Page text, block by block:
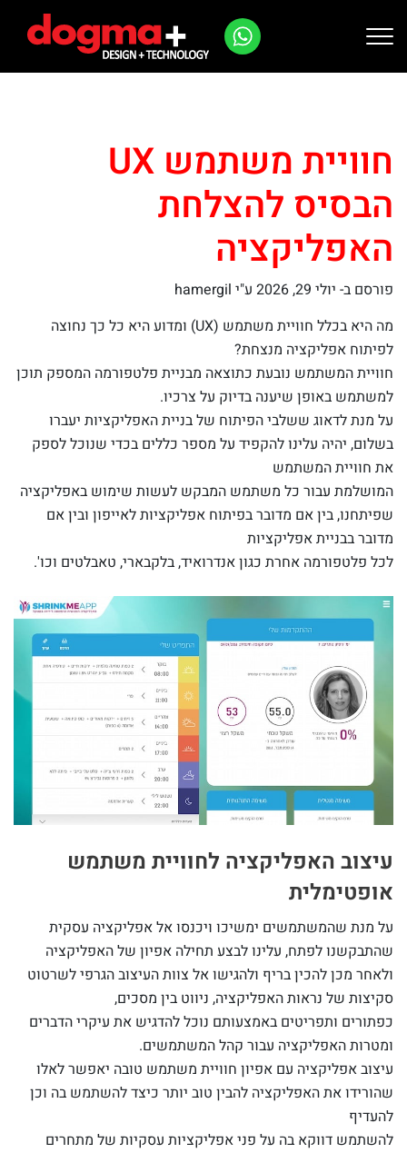
חוויית משתמש UX
הבסיס להצלחת
האפליקציה
פורסם ב- יולי 29, 2026
ע"י hamergil
מה היא בכלל חוויית משתמש (UX) ומדוע היא כל כך נחוצה
לפיתוח אפליקציה מנצחת?
חוויית המשתמש נובעת כתוצאה מבניית פלטפורמה המספק תוכן
למשתמש באופן שיענה בדיוק על צרכיו.
על מנת לדאוג ששלבי הפיתוח של בניית האפליקציות יעברו
בשלום, יהיה עלינו להקפיד על מספר כללים בכדי שנוכל לספק
את חוויית המשתמש
המושלמת עבור כל משתמש המבקש לעשות שימוש באפליקציה
שפיתחנו, בין אם מדובר בפיתוח אפליקציות לאייפון ובין אם
מדובר בבניית אפליקציות
לכל פלטפורמה אחרת כגון אנדרואיד, בלקבארי, טאבלטים וכו'.
עיצוב האפליקציה לחוויית משתמש
אופטימלית
על מנת שהמשתמשים ימשיכו ויכנסו אל אפליקציה עסקית
שהתבקשנו לפתח, עלינו לבצע תחילה אפיון של האפליקציה
ולאחר מכן להכין בריף ולהגישו אל צוות העיצוב הגרפי לשרטוט
סקיצות של נראות האפליקציה, ניווט בין מסכים,
כפתורים ותפריטים באמצעותם נוכל להדגיש את עיקרי הדברים
ומטרות האפליקציה עבור קהל המשתמשים.
עיצוב אפליקציה עם אפיון חוויית משתמש טובה יאפשר לאלו
שהורידו את האפליקציה להבין טוב יותר כיצד להשתמש בה וכן
להעדיף
להשתמש דווקא בה על פני אפליקציות עסקיות של מתחרים